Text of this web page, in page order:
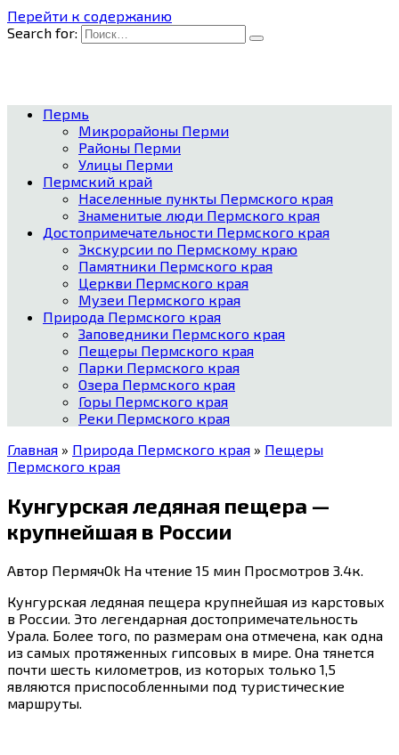
Перейти к содержанию
Search for:
Пермь
Микрорайоны Перми
Районы Перми
Улицы Перми
Пермский край
Населенные пункты Пермского края
Знаменитые люди Пермского края
Достопримечательности Пермского края
Экскурсии по Пермскому краю
Памятники Пермского края
Церкви Пермского края
Музеи Пермского края
Природа Пермского края
Заповедники Пермского края
Пещеры Пермского края
Парки Пермского края
Озера Пермского края
Горы Пермского края
Реки Пермского края
Главная » Природа Пермского края » Пещеры
Пермского края
Кунгурская ледяная пещера —
крупнейшая в России
Автор ПермячOk На чтение 15 мин Просмотров 3.4к.
Кунгурская ледяная пещера крупнейшая из карстовых
в России. Это легендарная достопримечательность
Урала. Более того, по размерам она отмечена, как одна
из самых протяженных гипсовых в мире. Она тянется
почти шесть километров, из которых только 1,5
являются приспособленными под туристические
маршруты.